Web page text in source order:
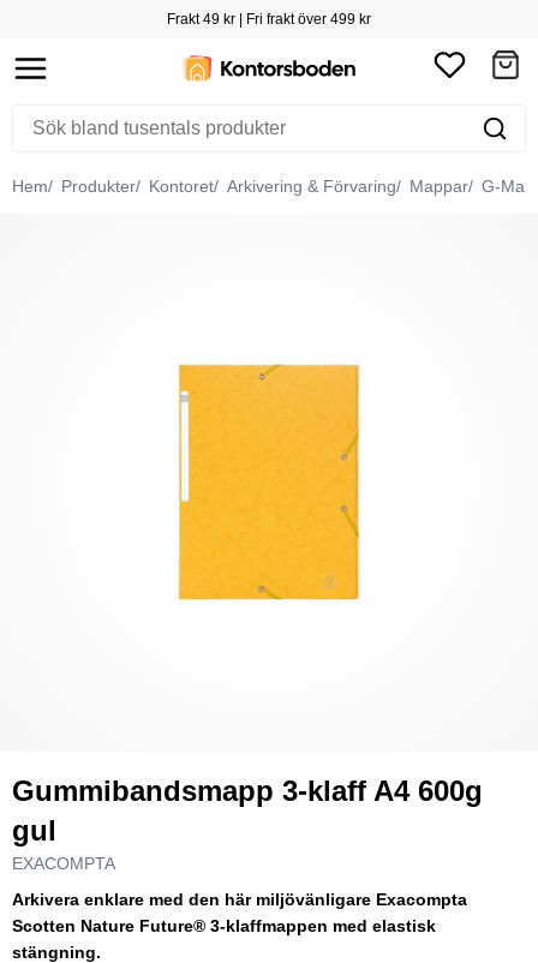
Frakt 49 kr | Fri frakt över 499 kr
Hem Produkter Kontoret Arkivering & Förvaring Mappar G-
Gummibandsmapp 3-klaff A4 600g
gul
EXACOMPTA
Arkivera enklare med den här miljövänligare Exacompta
Scotten Nature Future® 3-klaffmappen med elastisk
stängning.